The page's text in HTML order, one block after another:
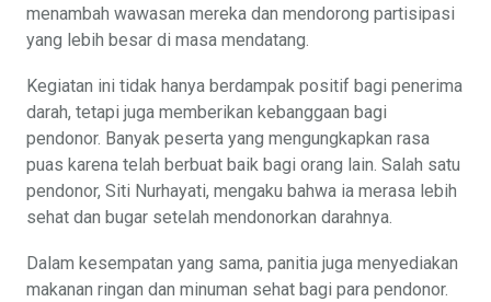
menambah wawasan mereka dan mendorong partisipasi
yang lebih besar di masa mendatang.
Kegiatan ini tidak hanya berdampak positif bagi penerima
darah, tetapi juga memberikan kebanggaan bagi
pendonor. Banyak peserta yang mengungkapkan rasa
puas karena telah berbuat baik bagi orang lain. Salah satu
pendonor, Siti Nurhayati, mengaku bahwa ia merasa lebih
sehat dan bugar setelah mendonorkan darahnya.
Dalam kesempatan yang sama, panitia juga menyediakan
makanan ringan dan minuman sehat bagi para pendonor.